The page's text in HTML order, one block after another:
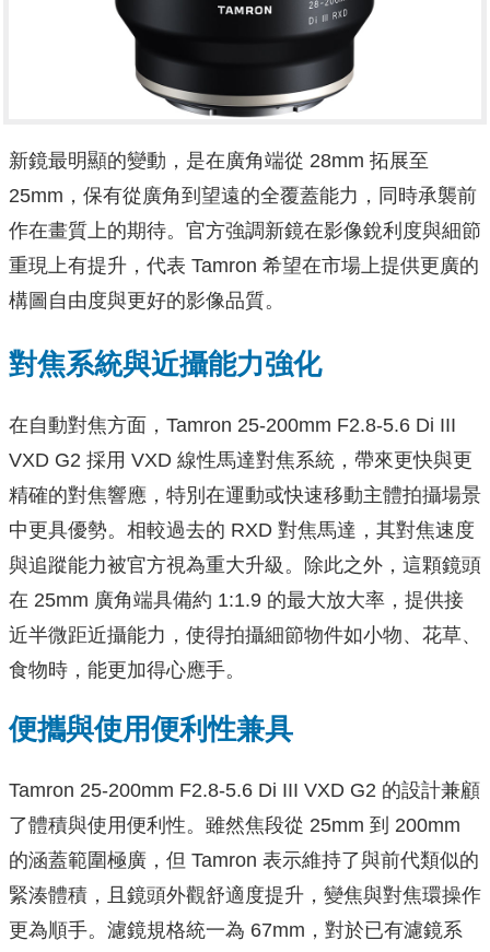
新鏡最明顯的變動，是在廣角端從 28mm 拓展至
25mm，保有從廣角到望遠的全覆蓋能力，同時承襲前
作在畫質上的期待。官方強調新鏡在影像銳利度與細節
重現上有提升，代表 Tamron 希望在市場上提供更廣的
構圖自由度與更好的影像品質。
對焦系統與近攝能力強化
在自動對焦方面，Tamron 25-200mm F2.8-5.6 Di III
VXD G2 採用 VXD 線性馬達對焦系統，帶來更快與更
精確的對焦響應，特別在運動或快速移動主體拍攝場景
中更具優勢。相較過去的 RXD 對焦馬達，其對焦速度
與追蹤能力被官方視為重大升級。除此之外，這顆鏡頭
在 25mm 廣角端具備約 1:1.9 的最大放大率，提供接
近半微距近攝能力，使得拍攝細節物件如小物、花草、
食物時，能更加得心應手。
便攜與使用便利性兼具
Tamron 25-200mm F2.8-5.6 Di III VXD G2 的設計兼顧
了體積與使用便利性。雖然焦段從 25mm 到 200mm
的涵蓋範圍極廣，但 Tamron 表示維持了與前代類似的
緊湊體積，且鏡頭外觀舒適度提升，變焦與對焦環操作
更為順手。濾鏡規格統一為 67mm，對於已有濾鏡系